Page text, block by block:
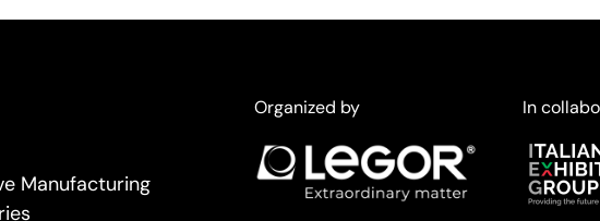
Manufacturing
Organized by In